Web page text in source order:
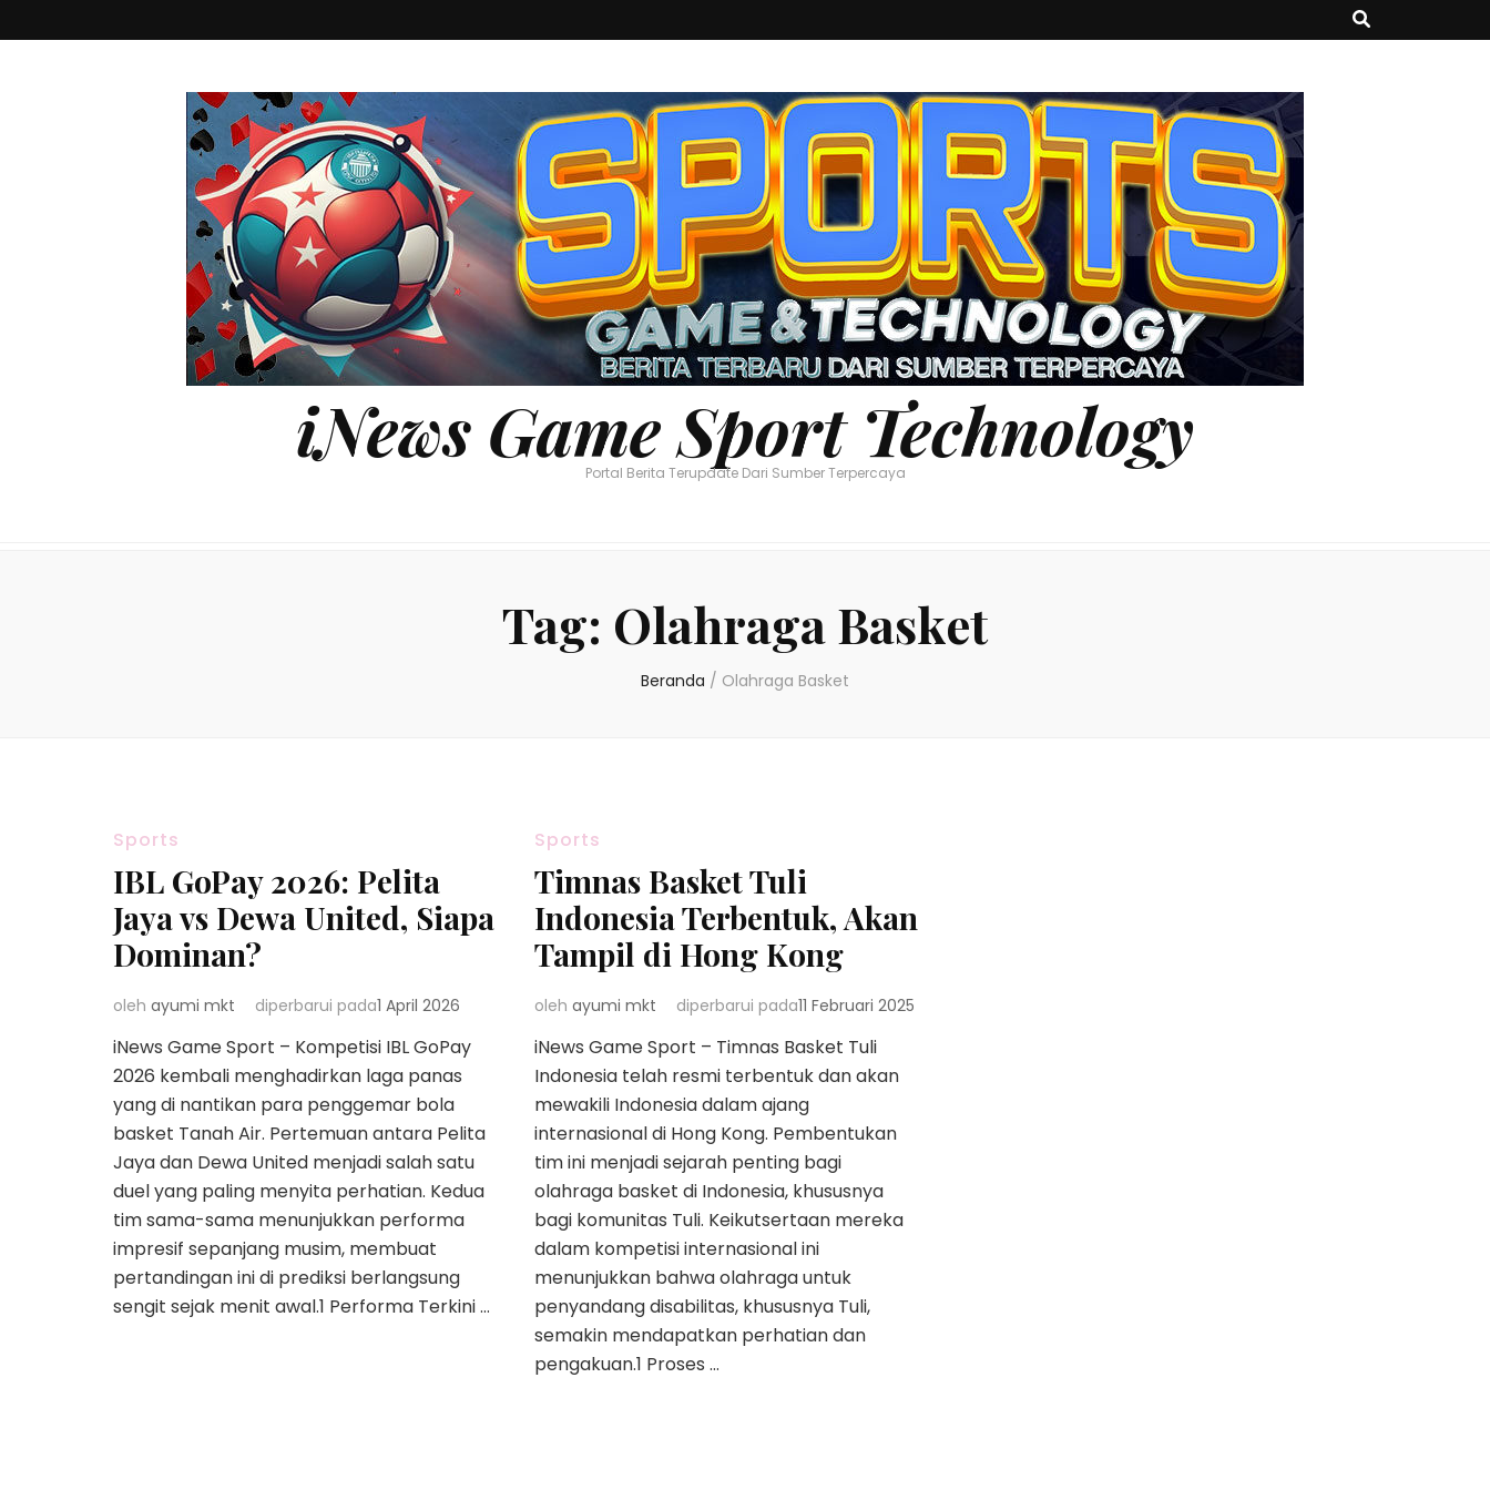
iNews Game Sport Technology
Portal Berita Terupdate Dari Sumber Terpercaya
Tag: Olahraga Basket
Beranda / Olahraga Basket
Sports
IBL GoPay 2026: Pelita
Jaya vs Dewa United, Siapa
Dominan?
oleh ayumi mkt diperbarui pada1 April 2026
iNews Game Sport – Kompetisi IBL GoPay
2026 kembali menghadirkan laga panas
yang di nantikan para penggemar bola
basket Tanah Air. Pertemuan antara Pelita
Jaya dan Dewa United menjadi salah satu
duel yang paling menyita perhatian. Kedua
tim sama-sama menunjukkan performa
impresif sepanjang musim, membuat
pertandingan ini di prediksi berlangsung
sengit sejak menit awal.1 Performa Terkini …
Sports
Timnas Basket Tuli
Indonesia Terbentuk, Akan
Tampil di Hong Kong
oleh ayumi mkt diperbarui pada11 Februari 2025
iNews Game Sport – Timnas Basket Tuli
Indonesia telah resmi terbentuk dan akan
mewakili Indonesia dalam ajang
internasional di Hong Kong. Pembentukan
tim ini menjadi sejarah penting bagi
olahraga basket di Indonesia, khususnya
bagi komunitas Tuli. Keikutsertaan mereka
dalam kompetisi internasional ini
menunjukkan bahwa olahraga untuk
penyandang disabilitas, khususnya Tuli,
semakin mendapatkan perhatian dan
pengakuan.1 Proses …